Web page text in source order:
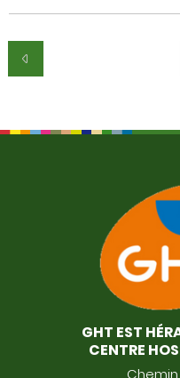
GHT EST
CENTRE